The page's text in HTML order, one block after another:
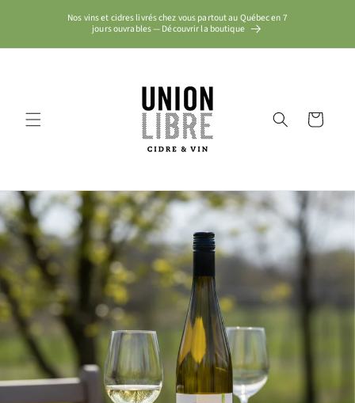
contenu
Nos vins et cidres livrés chez vous partout au Québec en 7
jours ouvrables — Découvrir la boutique
Panier